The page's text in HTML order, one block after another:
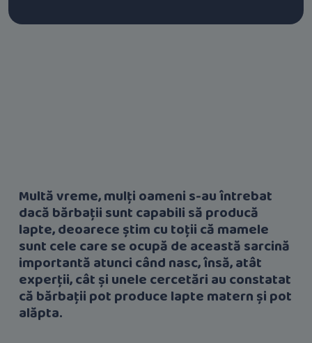
Multă vreme, mulți oameni s-au întrebat
dacă bărbații sunt capabili să producă
lapte, deoarece știm cu toții că mamele
sunt cele care se ocupă de această sarcină
importantă atunci când nasc, însă, atât
experții, cât și unele cercetări au constatat
că bărbații pot produce lapte matern și pot
alăpta.